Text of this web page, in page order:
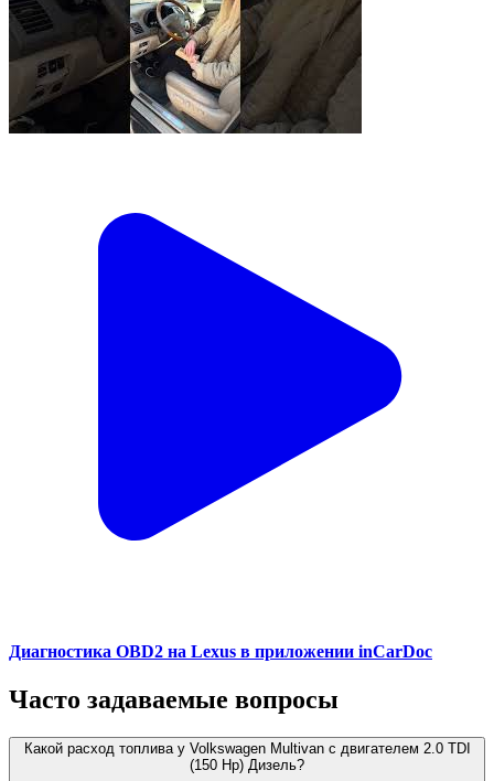
Диагностика OBD2 на Lexus в приложении inCarDoc
Часто задаваемые вопросы
Какой расход топлива у Volkswagen Multivan с двигателем 2.0 TDI
(150 Hp) Дизель?